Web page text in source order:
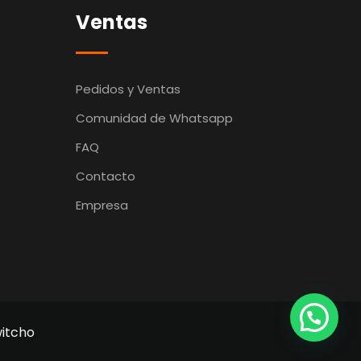
Ventas
Pedidos y Ventas
Comunidad de Whatsapp
FAQ
Contacto
Empresa